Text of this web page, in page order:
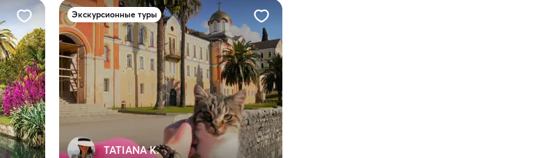
Экскурсионные туры
TATIANA K.